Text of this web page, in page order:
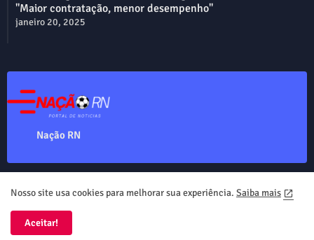
"Maior contratação, menor desempenho"
janeiro 20, 2025
Nação RN
Home About Contact us Privacy Policy
Nosso site usa cookies para melhorar sua experiência. Saiba mais
Aceitar!